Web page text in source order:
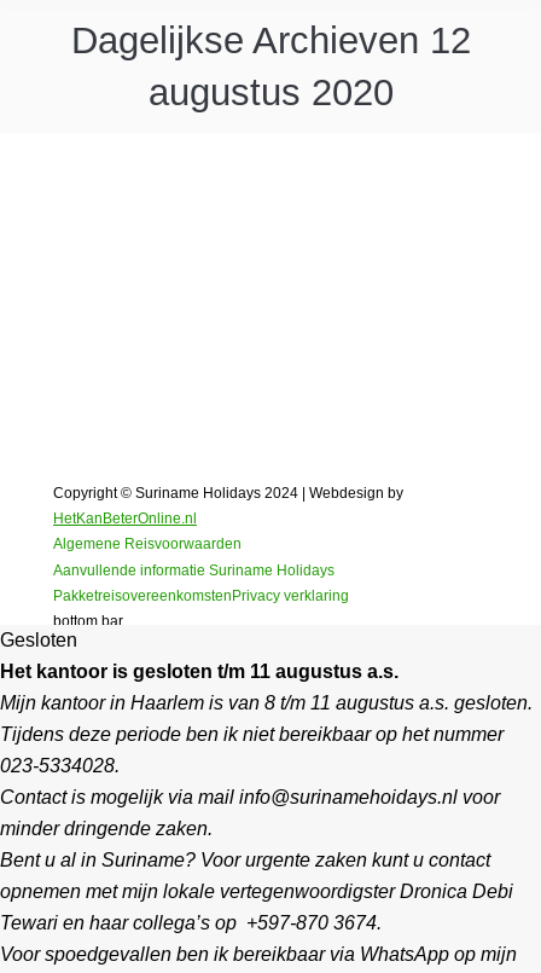
Dagelijkse Archieven 12
augustus 2020
Copyright © Suriname Holidays 2024 | Webdesign by
HetKanBeterOnline.nl
Algemene Reisvoorwaarden
Aanvullende informatie Suriname Holidays
Pakketreisovereenkomsten Privacy verklaring
bottom bar
Gesloten
Het kantoor is gesloten t/m 11 augustus a.s.
Mijn kantoor in Haarlem is van 8 t/m 11 augustus a.s. gesloten.
Tijdens deze periode ben ik niet bereikbaar op het nummer
023-5334028.
Contact is mogelijk via mail info@surinamehoidays.nl voor
minder dringende zaken.
Bent u al in Suriname? Voor urgente zaken kunt u contact
opnemen met mijn lokale vertegenwoordigster Dronica Debi
Tewari en haar collega’s op +597-870 3674.
Voor spoedgevallen ben ik bereikbaar via WhatsApp op mijn